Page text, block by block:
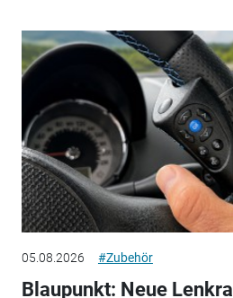
05.08.2026 #Zubehör
Blaupunkt: Neue